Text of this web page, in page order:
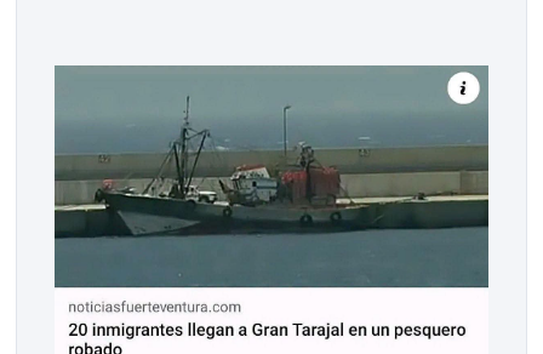
محمد السادس نصره الله وأيده عرش أسلافه الميامين،
وذلك في أجواء وطنية مهيبة، جسدت مشاعر الوفاء
والإخلاص للعرش العلوي المجيد، والتمسك […]